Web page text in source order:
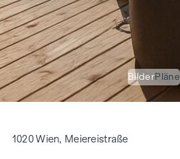
BilderPläne
1020 Wien, Meiereistraße